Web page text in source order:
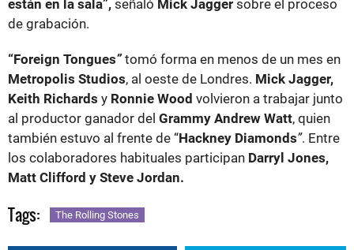
están en la sala”, señaló Mick Jagger sobre el proceso
de grabación.
“Foreign Tongues”tomó forma en menos de un mes en
Metropolis Studios, al oeste de Londres. Mick Jagger,
Keith Richards y Ronnie Wood volvieron a trabajar junto
al productor ganador del Grammy Andrew Watt, quien
también estuvo al frente de “Hackney Diamonds”. Entre
los colaboradores habituales participan Darryl Jones,
Matt Clifford y Steve Jordan.
Tags: The Rolling Stones